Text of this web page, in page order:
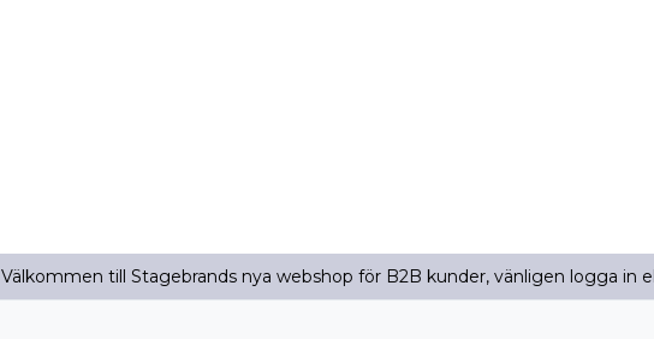
Välkommen till Stagebrands nya webshop för B2B kunder, vänligen logga in